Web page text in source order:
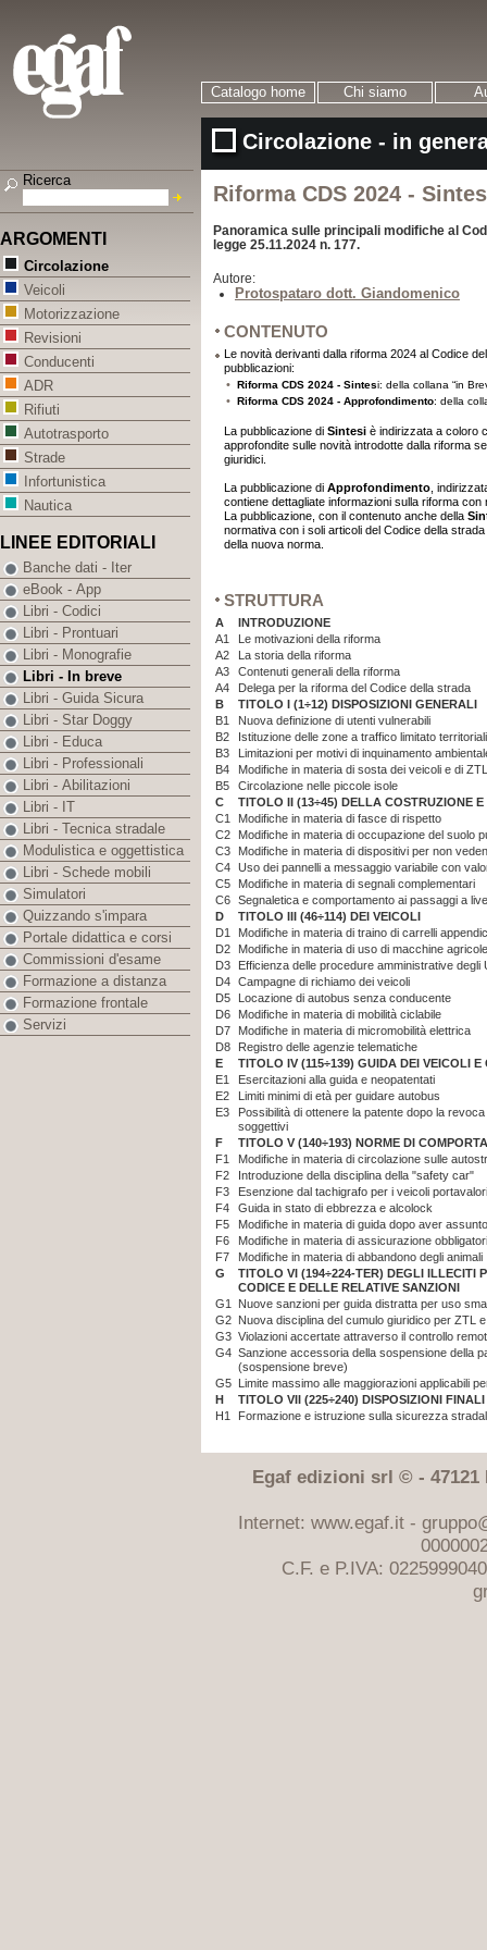
Catalogo home Chi siamo
Circolazione - in
Riforma CDS 2024 -
Panoramica sulle principali modifiche al
legge 25.11.2024 n. 177.
Autore:
Protospataro dott. Giandomenico
CONTENUTO
Le novità derivanti dalla riforma 2024 al Codice
pubblicazioni:
• Riforma CDS 2024 - Sintesi: della collana “in
• Riforma CDS 2024 - Approfondimento: della
La pubblicazione di Sintesi è indirizzata a coloro
approfondite sulle novità introdotte dalla riforma
giuridici.
La pubblicazione di Approfondimento ,
contiene dettagliate informazioni sulla riforma con
La pubblicazione, con il contenuto anche della
normativa con i soli articoli del Codice della
della nuova norma.
STRUTTURA
A
INTRODUZIONE
A1
Le motivazioni della riforma
A2
La storia della riforma
A3
Contenuti generali della riforma
A4
Delega per la riforma del Codice della strada
B
TITOLO I (1÷12) DISPOSIZIONI GENERALI
B1
Nuova definizione di utenti vulnerabili
B2
Istituzione delle zone a traffico limitato
B3
Limitazioni per motivi di inquinamento
B4
Modifiche in materia di sosta dei veicoli e di
B5
Circolazione nelle piccole isole
C
TITOLO II (13÷45) DELLA COSTRUZIONE
C1
Modifiche in materia di fasce di rispetto
C2
Modifiche in materia di occupazione del suolo
C3
Modifiche in materia di dispositivi per non
C4 Uso dei pannelli a messaggio variabile con
C5
Modifiche in materia di segnali complementari
C6 Segnaletica e comportamento ai passaggi a
D
TITOLO III (46÷114) DEI VEICOLI
D1
Modifiche in materia di traino di carrelli
D2
Modifiche in materia di uso di macchine agricole
D3
Efficienza delle procedure amministrative degli
D4 Campagne di richiamo dei veicoli
D5
Locazione di autobus senza conducente
D6
Modifiche in materia di mobilità ciclabile
D7
Modifiche in materia di micromobilità elettrica
D8
Registro delle agenzie telematiche
E
TITOLO IV (115÷139) GUIDA DEI VEICOLI
E1
Esercitazioni alla guida e neopatentati
E2
Limiti minimi di età per guidare autobus
E3
Possibilità di ottenere la patente dopo la
soggettivi
F
TITOLO V (140÷193) NORME DI
F1
Modifiche in materia di circolazione sulle
F2
Introduzione della disciplina della "safety car"
F3
Esenzione dal tachigrafo per i veicoli portavalori
F4
Guida in stato di ebbrezza e alcolock
F5
Modifiche in materia di guida dopo aver
F6
Modifiche in materia di assicurazione
F7
Modifiche in materia di abbandono degli animali
G
TITOLO VI (194÷224-TER) DEGLI ILLECITI
CODICE E DELLE RELATIVE SANZIONI
G1
Nuove sanzioni per guida distratta per uso
G2 Nuova disciplina del cumulo giuridico per ZTL
G3 Violazioni accertate attraverso il controllo
G4 Sanzione accessoria della sospensione della
(sospensione breve)
G5 Limite massimo alle maggiorazioni applicabili
H
TITOLO VII (225÷240) DISPOSIZIONI
H1
Formazione e istruzione sulla sicurezza
Egaf edizioni srl © - 47121
Internet: www.egaf.it -
C.F. e P.IVA:
Ricerca
ARGOMENTI
Circolazione
Veicoli
Motorizzazione
Revisioni
Conducenti
ADR
Rifiuti
Autotrasporto
Strade
Infortunistica
Nautica
LINEE EDITORIALI
Banche dati - Iter
eBook - App
Libri - Codici
Libri - Prontuari
Libri - Monografie
Libri - In breve
Libri - Guida Sicura
Libri - Star Doggy
Libri - Educa
Libri - Professionali
Libri - Abilitazioni
Libri - IT
Libri - Tecnica stradale
Modulistica e oggettistica
Libri - Schede mobili
Simulatori
Quizzando s'impara
Portale didattica e corsi
Commissioni d'esame
Formazione a distanza
Formazione frontale
Servizi